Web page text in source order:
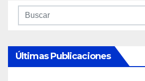
Últimas Publicaciones